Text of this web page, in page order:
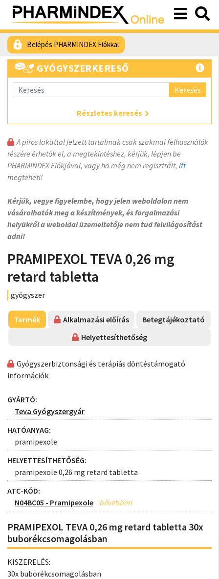
Belépés PHARMINDEX Fiókkal
GYÓGYSZERKERESŐ
Keresés
Részletes keresés
A piros lakattal jelzett tartalmak csak szakmai felhasználók
részére érhetők el, a megtekintéshez, kérjük, lépjen be
PHARMINDEX Fiókjával, vagy ha még nem regisztrált, itt
megteheti!
Kérjük, vegye figyelembe, hogy jelen weboldalon nem
vásárolhatók meg a készítmények, és forgalmazási
helyükről a weboldal üzemeltetője nem tud felvilágosítást
adni!
PRAMIPEXOL TEVA 0,26 mg
retard tabletta
gyógyszer
Termék Alkalmazási előírás
Betegtájékoztató
Helyettesíthetőség
Gyógyszerbiztonsági és terápiás döntéstámogató
információk
GYÁRTÓ:
Teva Gyógyszergyár
HATÓANYAG:
pramipexole
HELYETTESÍTHETŐSÉG:
pramipexole 0,26 mg retard tabletta
ATC-KÓD:
N04BC05 - Pramipexole
PRAMIPEXOL TEVA 0,26 mg retard tabletta 30x
buborékcsomagolásban
KISZERELÉS:
30x buborékcsomagolásban